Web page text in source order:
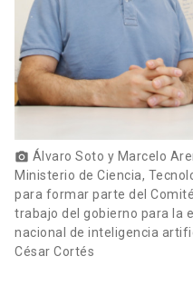
photo_camera Álvaro Soto y Marcelo
Ministerio de Ciencia,
para formar parte del
trabajo del gobierno para la
nacional de inteligencia
César Cortés